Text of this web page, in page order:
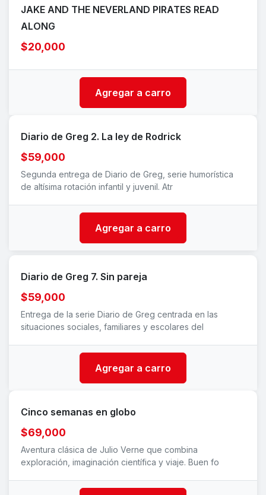
JAKE AND THE NEVERLAND PIRATES READ
ALONG
$20,000
Agregar a carro
Diario de Greg 2. La ley de Rodrick
$59,000
Segunda entrega de Diario de Greg, serie humorística
de altísima rotación infantil y juvenil. Atr
Agregar a carro
Diario de Greg 7. Sin pareja
$59,000
Entrega de la serie Diario de Greg centrada en las
situaciones sociales, familiares y escolares del
Agregar a carro
Cinco semanas en globo
$69,000
Aventura clásica de Julio Verne que combina
exploración, imaginación científica y viaje. Buen fo